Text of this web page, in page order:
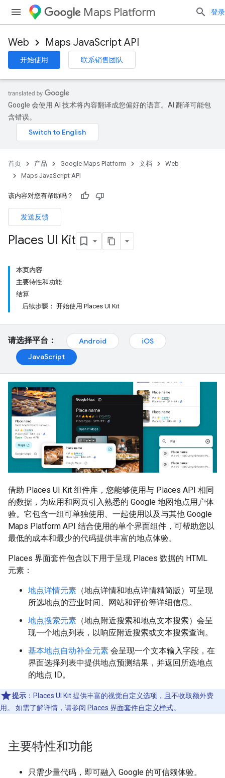
Maps Platform 登录
Web Maps JavaScript API
开始使用 联系销售团队
Google 会使用 AI 技术将内容翻译成您偏好的语言。AI 翻译可能包
含错误。
首页 产品 Google Maps Platform 文档
Web
Maps JavaScript API
该内容对您有帮助吗？
发送反馈
Places UI Kit
本页内容
主要特性和功能
结算
后续步骤： 开始使用 Places UI Kit
请选择平台： Android
iOS
JavaScript
借助 Places UI Kit 组件库，您能够使用与 Places API 相同
的数据，为应用和网页引入熟悉的 Google 地图地点用户体
验。它包含一组可单独使用、一起使用以及与其他 Google
Maps Platform API 结合使用的单个界面组件，可帮助您以
最低的成本和最少的代码提供丰富的地点体验。
Places 界面套件包含以下用于呈现 Places 数据的 HTML
元素：
地点详情元素 （地点详情和地点详情精简版）可呈现
所选地点的营业时间、网站和评价等详细信息。
地点搜索元素 （地点附近搜索和地点文本搜索）会呈
现一个地点列表，以响应附近搜索或文本搜索查询。
基本地点自动补全元素 会呈现一个文本输入字段，在
界面选择列表中提供地点预测结果，并返回所选地点
的地点 ID。
提示 ：Places UI Kit 提供丰富的视觉自定义选项，且不收取额外费
用。 如需了解详情，请参阅 Places 界面套件自定义样式。
主要特性和功能
只需少量代码，即可融入 Google 的可信赖体验。